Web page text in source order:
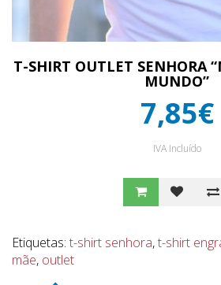
T-SHIRT OUTLET SENHORA
MUNDO”
7,85€
IVA Incluído
Etiquetas: t-shirt senhora,t-shirt
mãe, outlet